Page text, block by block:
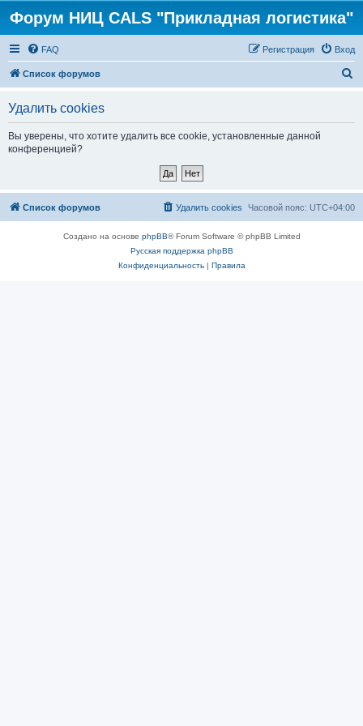
Форум НИЦ CALS "Прикладная логистика"
FAQ Вход
Регистрация
Список форумов
Удалить cookies
Вы уверены, что хотите удалить все cookie, установленные данной
конференцией?
Список форумов Часовой пояс: UTC+04:00
Удалить cookies
Создано на основе phpBB® Forum Software © phpBB Limited
Русская поддержка phpBB
Конфиденциальность| Правила